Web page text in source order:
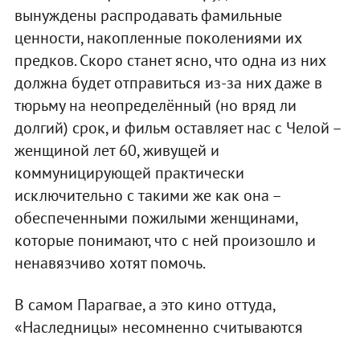
вынуждены распродавать фамильные
ценности, накопленные поколениями их
предков. Скоро станет ясно, что одна из них
должна будет отправиться из-за них даже в
тюрьму на неопределённый (но вряд ли
долгий) срок, и фильм оставляет нас с Челой –
женщиной лет 60, живущей и
коммуницирующей практически
исключительно с такими же как она –
обеспеченными пожилыми женщинами,
которые понимают, что с ней произошло и
ненавязчиво хотят помочь.
В самом Парагвае, а это кино оттуда,
«Наследницы» несомненно считываются